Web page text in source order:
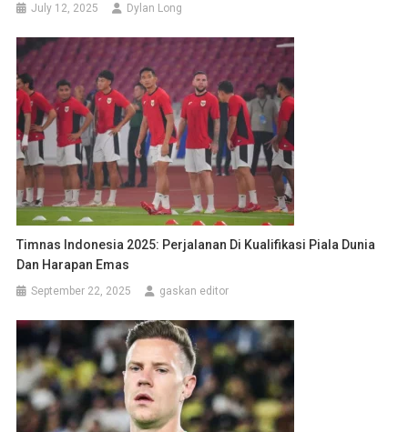
July 12, 2025 Dylan Long
Timnas Indonesia 2025: Perjalanan Di Kualifikasi Piala Dunia
Dan Harapan Emas
September 22, 2025 gaskan editor